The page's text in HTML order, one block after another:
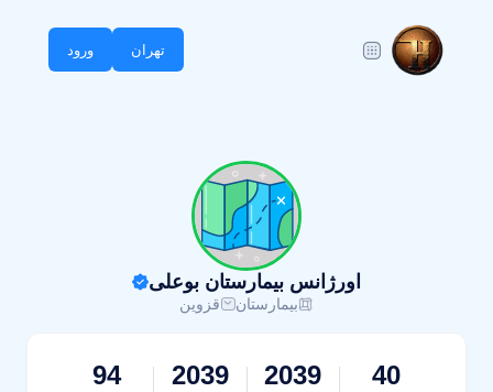
تهران ورود
اورژانس بیمارستان بوعلی
بیمارستان قزوین
40
2039
2039
94